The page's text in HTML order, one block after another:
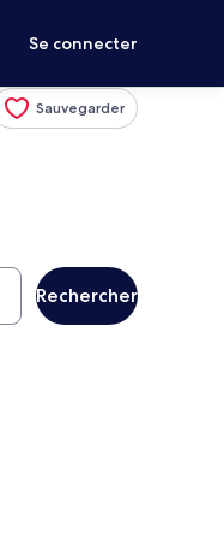
Se connecter
Sauvegarder
Rechercher